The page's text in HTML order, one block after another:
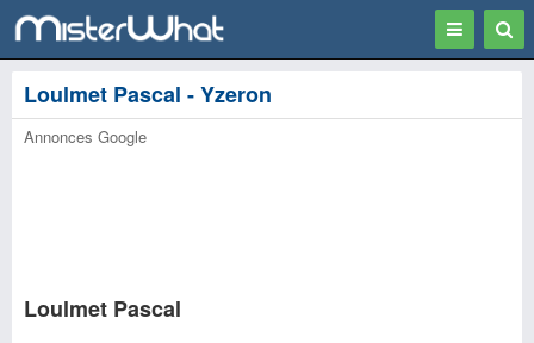
Toggle
Loulmet Pascal - Yzeron
Annonces Google
Loulmet Pascal